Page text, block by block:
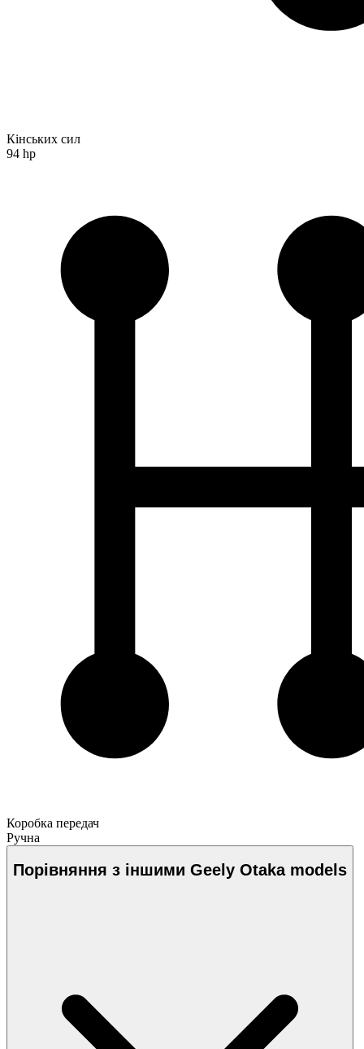
Кінських сил
94 hp
Коробка передач
Ручна
Порівняння з іншими Geely Otaka models